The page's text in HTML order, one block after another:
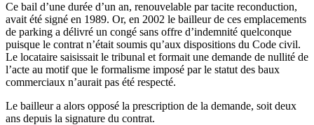
Ce bail d’une durée d’un an, renouvelable par tacite reconduction,
avait été signé en 1989. Or, en 2002 le bailleur de ces emplacements
de parking a délivré un congé sans offre d’indemnité quelconque
puisque le contrat n’était soumis qu’aux dispositions du Code civil.
Le locataire saisissait le tribunal et formait une demande de nullité de
l’acte au motif que le formalisme imposé par le statut des baux
commerciaux n’aurait pas été respecté.
Le bailleur a alors opposé la prescription de la demande, soit deux
ans depuis la signature du contrat.